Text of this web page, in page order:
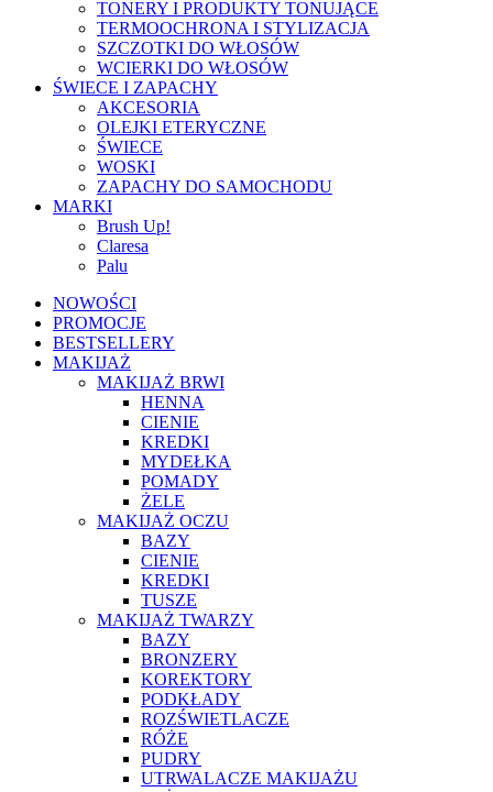
TONERY I PRODUKTY TONUJĄCE
TERMOOCHRONA I STYLIZACJA
SZCZOTKI DO WŁOSÓW
WCIERKI DO WŁOSÓW
ŚWIECE I ZAPACHY
AKCESORIA
OLEJKI ETERYCZNE
ŚWIECE
WOSKI
ZAPACHY DO SAMOCHODU
MARKI
Brush Up!
Claresa
Palu
NOWOŚCI
PROMOCJE
BESTSELLERY
MAKIJAŻ
MAKIJAŻ BRWI
HENNA
CIENIE
KREDKI
MYDEŁKA
POMADY
ŻELE
MAKIJAŻ OCZU
BAZY
CIENIE
KREDKI
TUSZE
MAKIJAŻ TWARZY
BAZY
BRONZERY
KOREKTORY
PODKŁADY
ROZŚWIETLACZE
RÓŻE
PUDRY
UTRWALACZE MAKIJAŻU